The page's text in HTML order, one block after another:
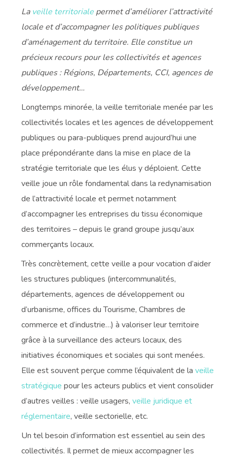
La veille territorialepermet d’améliorer l’attractivité
locale et d’accompagner les politiques publiques
d’aménagement du territoire. Elle constitue un
précieux recours pour les collectivités et agences
publiques : Régions, Départements, CCI, agences de
développement…
Longtemps minorée, la veille territoriale menée par les
collectivités locales et les agences de développement
publiques ou para-publiques prend aujourd’hui une
place prépondérante dans la mise en place de la
stratégie territoriale que les élus y déploient. Cette
veille joue un rôle fondamental dans la redynamisation
de l’attractivité locale et permet notamment
d’accompagner les entreprises du tissu économique
des territoires – depuis le grand groupe jusqu’aux
commerçants locaux.
Très concrètement, cette veille a pour vocation d’aider
les structures publiques (intercommunalités,
départements, agences de développement ou
d’urbanisme, offices du Tourisme, Chambres de
commerce et d’industrie…) à valoriser leur territoire
grâce à la surveillance des acteurs locaux, des
initiatives économiques et sociales qui sont menées.
Elle est souvent perçue comme l’équivalent de laveille
stratégique pour les acteurs publics et vient consolider
d’autres veilles : veille usagers,veille juridique et
réglementaire, veille sectorielle, etc.
Un tel besoin d’information est essentiel au sein des
collectivités. Il permet de mieux accompagner les